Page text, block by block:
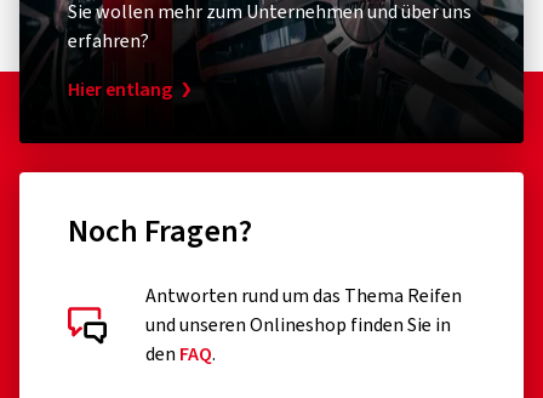
Sie wollen mehr zum Unternehmen und über uns
erfahren?
Hier entlang
Noch Fragen?
Antworten rund um das Thema Reifen
und unseren Onlineshop finden Sie in
den FAQ.